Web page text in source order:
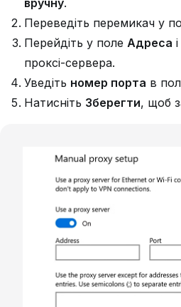
вручну.
Переведіть перемикач у
Перейдіть у поле Адреса
проксі-сервера.
Уведіть номер порта в
Натисніть Зберегти, щоб